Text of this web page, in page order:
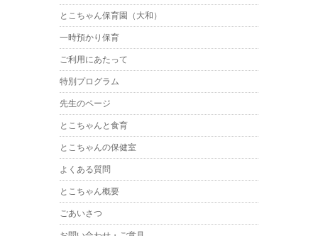
とこちゃん保育園（大和）
一時預かり保育
ご利用にあたって
特別プログラム
先生のページ
とこちゃんと食育
とこちゃんの保健室
よくある質問
とこちゃん概要
ごあいさつ